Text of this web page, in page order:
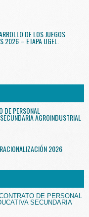
DE LOS JUEGOS
2026 – ETAPA UGEL.
DE PERSONAL
AGROINDUSTRIAL
2026
DE PERSONAL
SECUNDARIA